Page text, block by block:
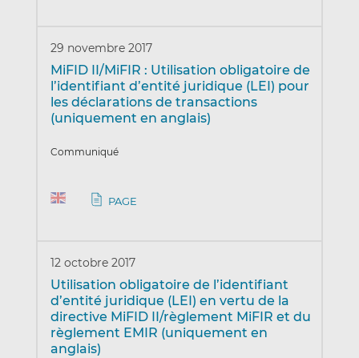
29 novembre 2017
MiFID II/MiFIR : Utilisation obligatoire de
l’identifiant d’entité juridique (LEI) pour
les déclarations de transactions
(uniquement en anglais)
Communiqué
PAGE
12 octobre 2017
Utilisation obligatoire de l’identifiant
d’entité juridique (LEI) en vertu de la
directive MiFID II/règlement MiFIR et du
règlement EMIR (uniquement en
anglais)